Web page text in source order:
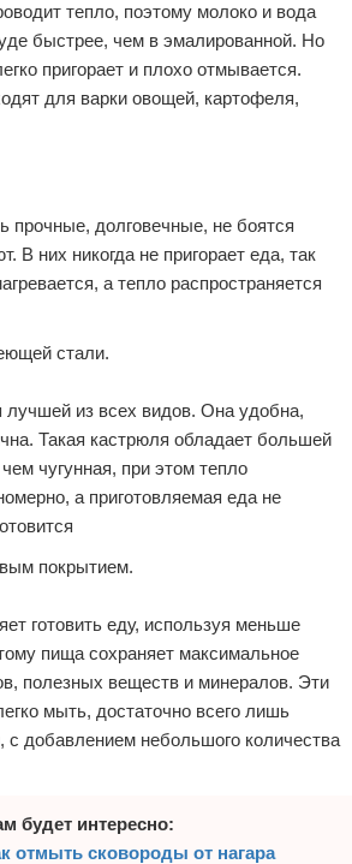
тепло, поэтому молоко и вода
быстрее, чем в эмалированной. Но
пригорает и плохо отмывается.
для варки овощей, картофеля,
прочные, долговечные, не боятся
В них никогда не пригорает еда, так
а тепло распространяется
стали.
лучшей из всех видов. Она удобна,
Такая кастрюля обладает большей
чугунная, при этом тепло
а приготовляемая еда не
покрытием.
готовить еду, используя меньше
пища сохраняет максимальное
полезных веществ и минералов. Эти
мыть, достаточно всего лишь
с добавлением небольшого количества
будет интересно:
отмыть сковороды от нагара